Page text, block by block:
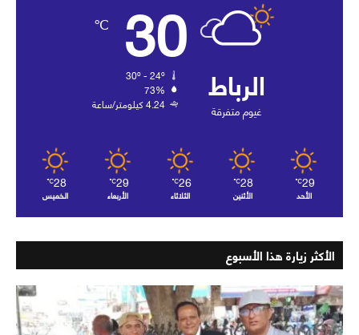
الرباط
غيوم متفرقة
30
℃
73%
4.24 كيلومتر/ساعة
29
℃
الأحد
28
℃
الأثنين
26
℃
الثلاثاء
29
℃
الأربعاء
28
℃
الخميس
الأكثر زيارة هذا الأسبوع